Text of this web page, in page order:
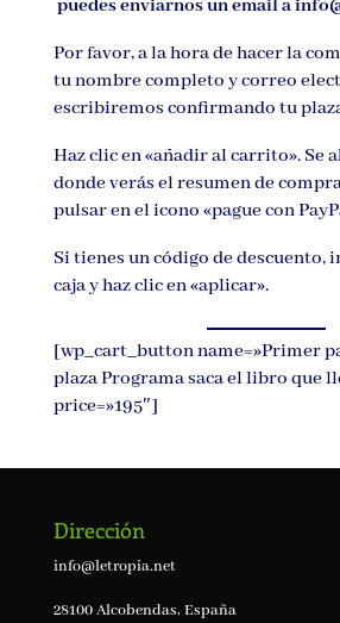
puedes enviarnos un email a
Por favor, a la hora de hacer la
tu nombre completo y correo
escribiremos confirmando tu
Haz clic en «añadir al carrito». Se
donde verás el resumen de
pulsar en el icono «pague con
Si tienes un código de descuento,
caja y haz clic en «aplicar».
[wp_cart_button name=»Primer
plaza Programa saca el libro que
price=»195″]
Dirección
info@letropia.net
28100 Alcobendas, España